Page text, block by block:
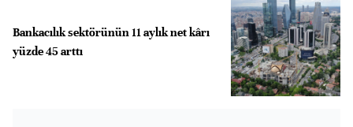
Bankacılık sektörünün 11 aylık net kârı
yüzde 45 arttı